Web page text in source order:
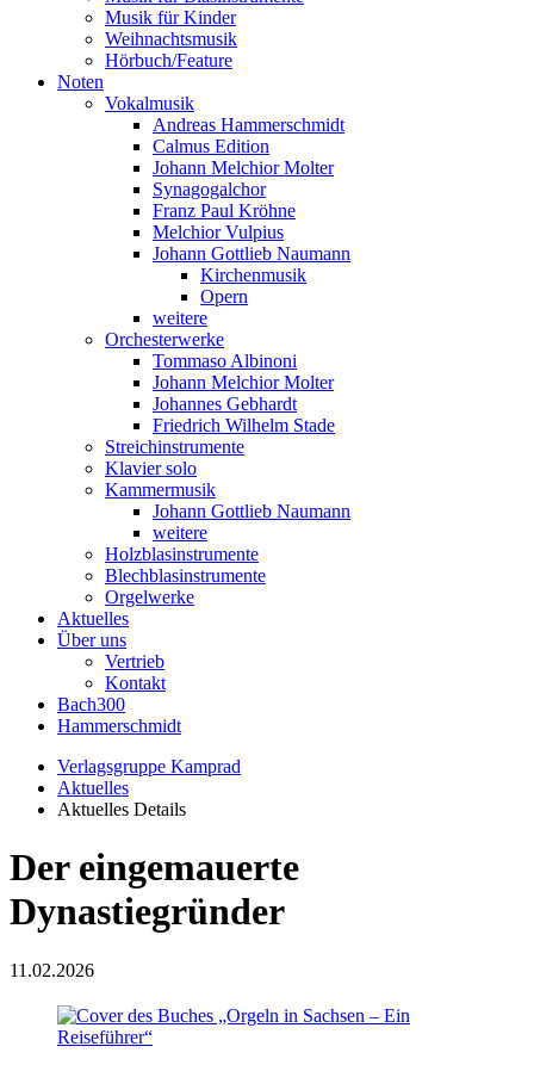
Musik für Kinder
Weihnachtsmusik
Hörbuch/Feature
Noten
Vokalmusik
Andreas Hammerschmidt
Calmus Edition
Johann Melchior Molter
Synagogalchor
Franz Paul Kröhne
Melchior Vulpius
Johann Gottlieb Naumann
Kirchenmusik
Opern
weitere
Orchesterwerke
Tommaso Albinoni
Johann Melchior Molter
Johannes Gebhardt
Friedrich Wilhelm Stade
Streichinstrumente
Klavier solo
Kammermusik
Johann Gottlieb Naumann
weitere
Holzblasinstrumente
Blechblasinstrumente
Orgelwerke
Aktuelles
Über uns
Vertrieb
Kontakt
Bach300
Hammerschmidt
Verlagsgruppe Kamprad
Aktuelles
Aktuelles Details
Der eingemauerte
Dynastiegründer
11.02.2026